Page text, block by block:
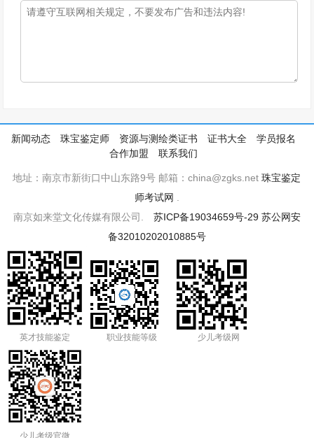
新闻动态 珠宝鉴定师 资源与测绘类证书 证书大全
学员报名
合作加盟
联系我们
地址：南京市新街口中山东路9号 邮箱：china@zgks.net珠宝鉴定
师考试网
南京如来堂文化传媒有限公司. 苏ICP备19034659号-29 苏公网安
备32010202010885号
英才技能鉴定 职业技能等级 少儿考级网